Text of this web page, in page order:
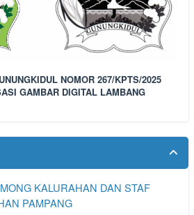
NOMOR 267/KPTS/2025
GAMBAR DIGITAL LAMBANG
KALURAHAN DAN STAF
PAMPANG